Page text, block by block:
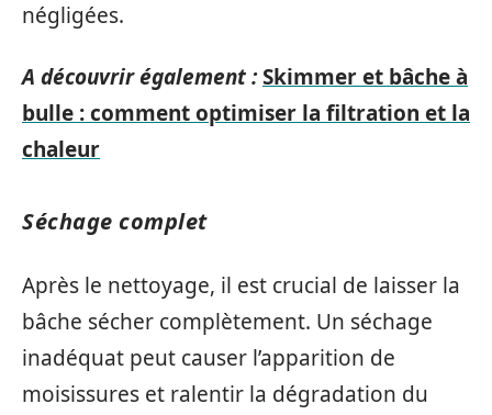
négligées.
A découvrir également :Skimmer et bâche à
bulle : comment optimiser la filtration et la
chaleur
Séchage complet
Après le nettoyage, il est crucial de laisser la
bâche sécher complètement. Un séchage
inadéquat peut causer l’apparition de
moisissures et ralentir la dégradation du